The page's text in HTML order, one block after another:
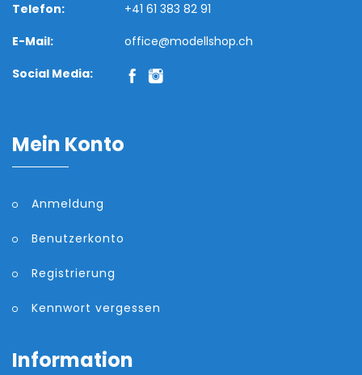
Telefon:
+41 61 383 82 91
E-Mail:
office@modellshop.ch
Social Media:
Mein Konto
Anmeldung
Benutzerkonto
Registrierung
Kennwort vergessen
Information